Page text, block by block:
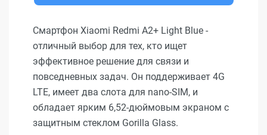
Смартфон Xiaomi Redmi A2+ Light Blue -
отличный выбор для тех, кто ищет
эффективное решение для связи и
повседневных задач. Он поддерживает 4G
LTE, имеет два слота для nano-SIM, и
обладает ярким 6,52-дюймовым экраном с
защитным стеклом Gorilla Glass.